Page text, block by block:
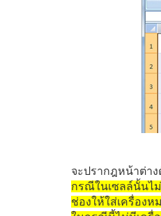
จะปรากฎหน้าต่าง
กรณีในเซลล์นั้นไม่
ช่องให้ใส่เครื่องห